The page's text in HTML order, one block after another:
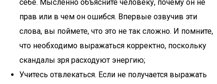
себе. Мысленно объясните человеку, почему он не
прав или в чем он ошибся. Впервые озвучив эти
слова, вы поймете, что это не так сложно. И помните,
что необходимо выражаться корректно, поскольку
скандалы зря расходуют энергию;
Учитесь отвлекаться. Если не получается выражать